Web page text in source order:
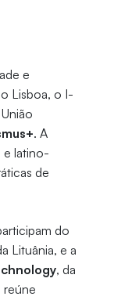
e
Lisboa, o I-
. A
e latino-
de
do
Lituânia, e a
, da
reúne